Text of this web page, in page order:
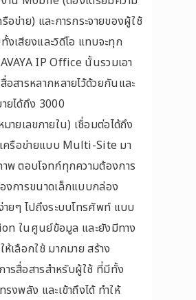
อข่าย) และการกระจายของผู้ใช้
งเสียงและวิดีโอ แทบจะทุก
IP Office นั้นรวมเอา
อสารหลากหลายไว้ด้วยกันและ
ยได้ถึง 3000
ายเลขภายใน) เชื่อมต่อได้ถึง
ครือข่ายแบบ Multi-Site มา
พ ตอบโจทก์ทุกความต้องการ
งการขนาดเล็กแบบกล่อง
ยๆ ไปถึงระบบโทรศัพท์ แบบ
ในศูนย์ข้อมูล และยังมีทาง
ห้เลือกใช้ มากมาย สร้าง
รสื่อสารสำหรับผู้ใช้ ที่มีทั้ง
งพลัง และเข้าถึงได้ ทำให้